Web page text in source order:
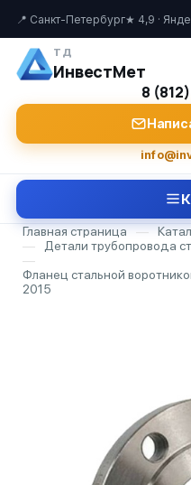
📍 Санкт-Петербург★ 4,9 ·
ТД
ИнвестМет
8
Главная страница —
—
Детали трубопровода
—
Фланец стальной
2015